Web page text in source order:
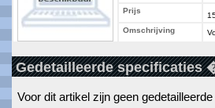
Prijs
Omschrijving
Gedetailleerde specificaties
Voor dit artikel zijn geen